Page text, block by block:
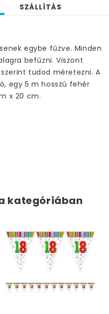
SZÁLLÍTÁS
egybe fűzve. Minden
befűzni. Viszont
tudod méretezni. A
egy 5 m hosszú fehér
x 20 cm.
kategóriában